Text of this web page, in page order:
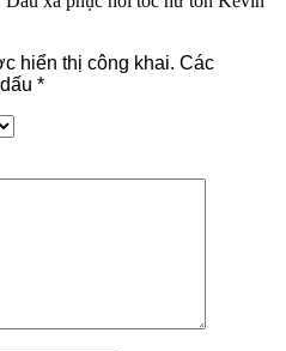
hiển thị công khai. Các
*